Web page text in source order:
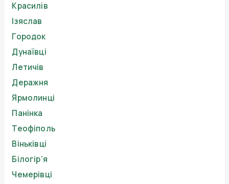
Красилів
Ізяслав
Городок
Дунаївці
Летичів
Деражня
Ярмолинці
Панінка
Теофіполь
Віньківці
Білогір’я
Чемерівці